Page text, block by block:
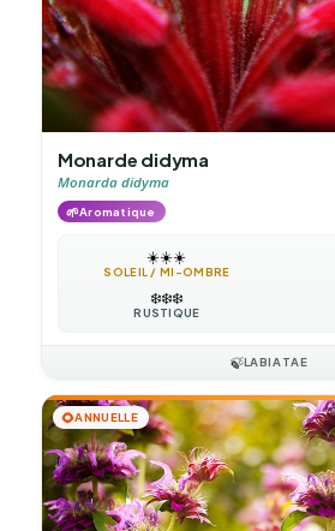
Monarde didyma
Monarda didyma
🌱Aromatique
☀️☀️☀️
SOLEIL / MI-OMBRE
❄️❄️❄️
RUSTIQUE
🍃LABIATAE
🌻ANNUELLE